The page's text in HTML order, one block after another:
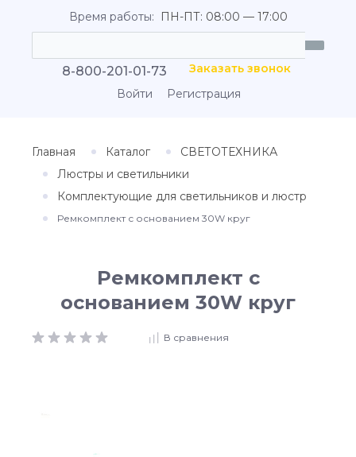
Время работы: ПН-ПТ: 08:00 — 17:00
8-800-201-01-73
Заказать звонок
Войти
Регистрация
Главная Каталог
СВЕТОТЕХНИКА
Люстры и светильники
Комплектующие для светильников и люстр
Ремкомплект с основанием 30W круг
Ремкомплект с
основанием 30W круг
В сравнения